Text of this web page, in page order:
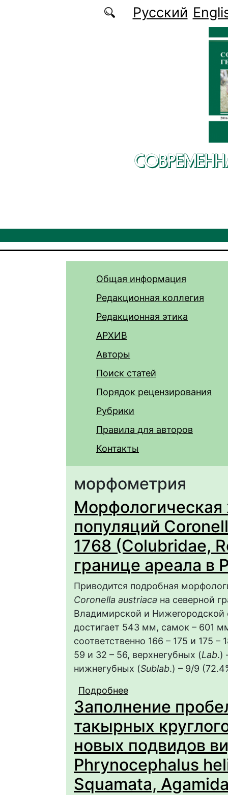
Перейти к основному содержаниюРусский
Общая информация
Редакционная коллегия
Редакционная этика
АРХИВ
Авторы
Поиск статей
Порядок рецензирования
Рубрики
Правила для авторов
Контакты
морфометрия
Морфологическая
популяций
1768 (Colubridae,
границе ареала в
Приводится подробная
Coronella austriaca на северной
Владимирской и Нижегородской
достигает 543 мм, самок – 601
соответственно 166 – 175 и 175
59 и 32 – 56, верхнегубных (Lab.)
нижнегубных (Sublab.) – 9/9
Подробнее
Laurenti, 1768
России
Заполнение
такырных
новых подвидов
Phrynocephalus
Squamata,